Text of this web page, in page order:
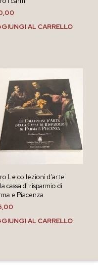
AL CARRELLO
Le collezioni d’arte
cassa di risparmio di
e Piacenza
AL CARRELLO